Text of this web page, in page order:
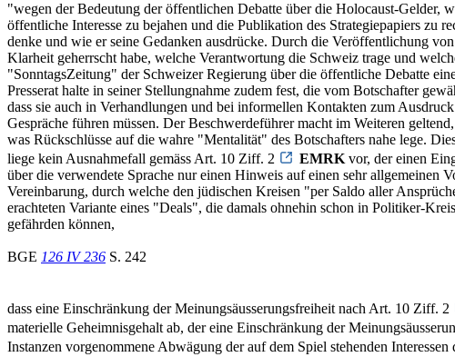
"wegen der Bedeutung der öffentlichen Debatte über die Holocaust-Gelder,
öffentliche Interesse zu bejahen und die Publikation des Strategiepapiers zu
denke und wie er seine Gedanken ausdrücke. Durch die Veröffentlichung
Klarheit geherrscht habe, welche Verantwortung die Schweiz trage und
"SonntagsZeitung" der Schweizer Regierung über die öffentliche Debatte
Presserat halte in seiner Stellungnahme zudem fest, die vom Botschafter
dass sie auch in Verhandlungen und bei informellen Kontakten zum
Gespräche führen müssen. Der Beschwerdeführer macht im Weiteren
was Rückschlüsse auf die wahre "Mentalität" des Botschafters nahe lege.
liege kein Ausnahmefall gemäss Art. 10 Ziff. 2
EMRK vor, der einen
über die verwendete Sprache nur einen Hinweis auf einen sehr allgemeinen
Vereinbarung, durch welche den jüdischen Kreisen "per Saldo aller
erachteten Variante eines "Deals", die damals ohnehin schon in Politiker-
gefährden können,
BGE 126 IV 236 S. 242
dass eine Einschränkung der Meinungsäusserungsfreiheit nach Art. 10 Ziff. 2
materielle Geheimnisgehalt ab, der eine Einschränkung der
Instanzen vorgenommene Abwägung der auf dem Spiel stehenden Interessen